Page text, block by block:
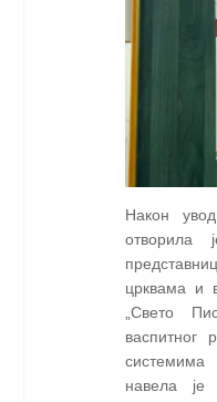
Након
отворила
црквама и
„Свето
васпитног
навела